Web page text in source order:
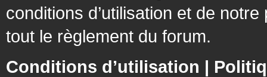
conditions d’utilisation et de
tout le règlement du forum.
Conditions d’utilisation |